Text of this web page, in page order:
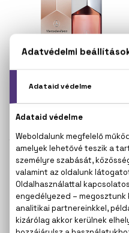
Eau De Parfum
19.200 Ft -tól